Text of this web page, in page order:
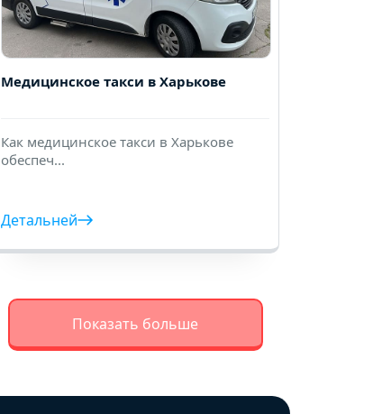
Медицинское такси в Харькове
Как медицинское такси в Харькове
обеспеч...
Детальней
Показать больше